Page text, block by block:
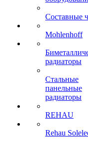
Составные
Mohlenhoff
радиаторы
Стальные
панельные
радиаторы
REHAU
Rehau